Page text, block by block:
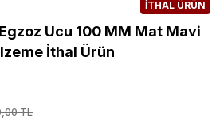
İTHAL ÜRÜN
Ucu 100 MM Mat Mavi
İthal Ürün
TL